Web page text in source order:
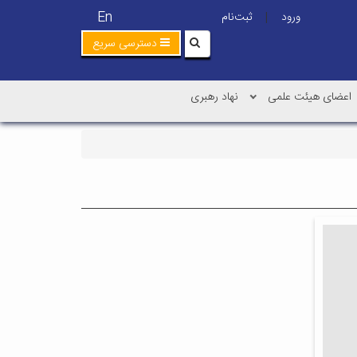
En ورود |
ثبت‌نام
دسترسی سریع
اعضای هیئت علمی نهاد رهبری